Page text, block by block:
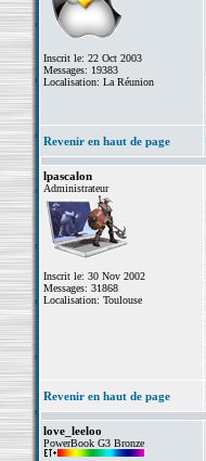
Inscrit le: 22 Oct 2003
Messages: 19383
Localisation: La Réunion
Revenir en haut de page
lpascalon
Administrateur
Inscrit le: 30 Nov 2002
Messages: 31868
Localisation: Toulouse
Revenir en haut de page
love_leeloo
PowerBook G3 Bronze